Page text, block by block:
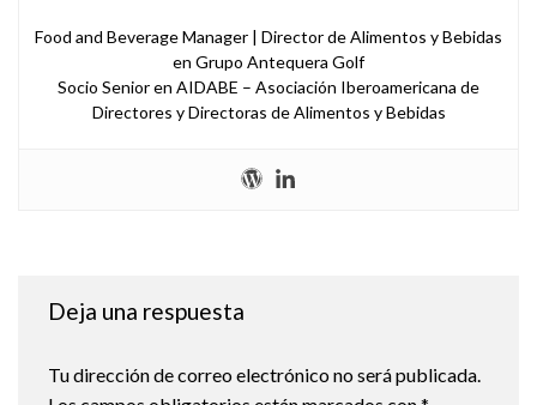
Food and Beverage Manager | Director de Alimentos y Bebidas
en Grupo Antequera Golf
Socio Senior en AIDABE – Asociación Iberoamericana de
Directores y Directoras de Alimentos y Bebidas
Deja una respuesta
Tu dirección de correo electrónico no será publicada.